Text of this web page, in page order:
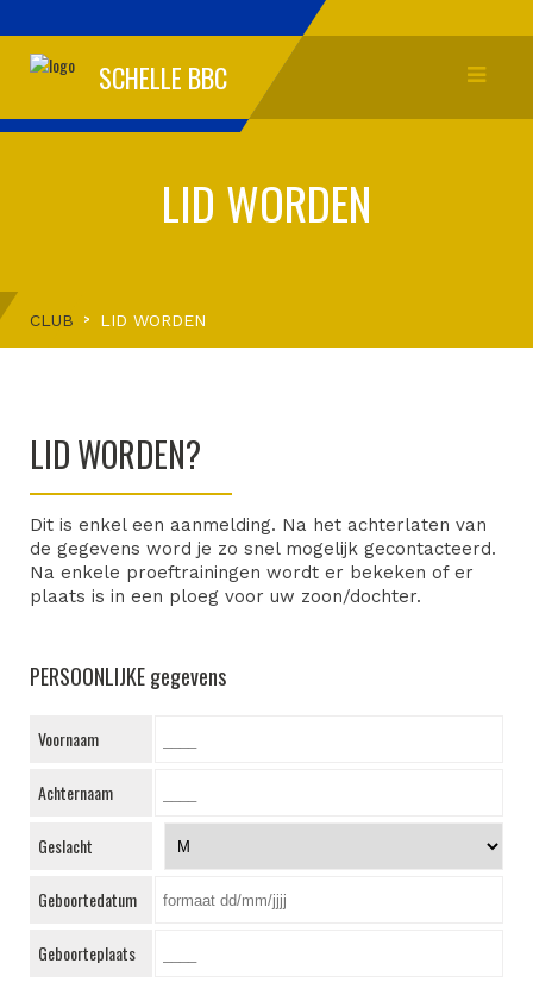
SCHELLE BBC
LID WORDEN
CLUB LID WORDEN
LID WORDEN?
Dit is enkel een aanmelding. Na het achterlaten van
de gegevens word je zo snel mogelijk gecontacteerd.
Na enkele proeftrainingen wordt er bekeken of er
plaats is in een ploeg voor uw zoon/dochter.
PERSOONLIJKE gegevens
Voornaam
Achternaam
Geslacht
Geboortedatum
Geboorteplaats